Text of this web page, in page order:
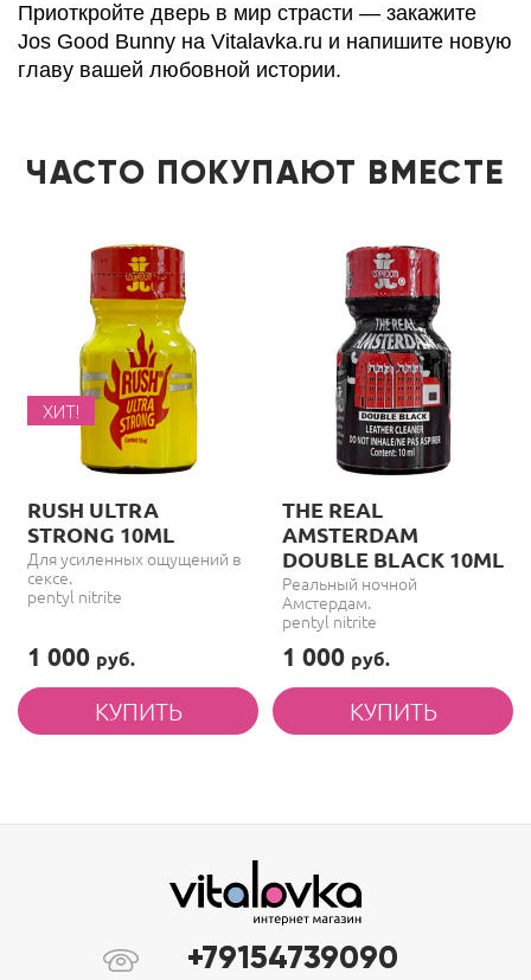
Приоткройте дверь в мир страсти — закажите
Jos Good Bunny на Vitalavka.ru и напишите новую
главу вашей любовной истории.
ЧАСТО ПОКУПАЮТ ВМЕСТЕ
ХИТ!
RUSH ULTRA
STRONG 10ML
Для усиленных ощущений в
сексе.
pentyl nitrite
1 000 руб.
THE REAL
AMSTERDAM
DOUBLE BLACK 10ML
Реальный ночной
Амстердам.
pentyl nitrite
1 000 руб.
+79154739090